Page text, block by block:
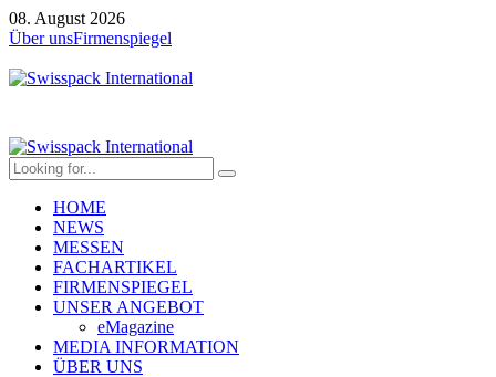
08. August 2026
Über unsFirmenspiegel
HOME
NEWS
MESSEN
FACHARTIKEL
FIRMENSPIEGEL
UNSER ANGEBOT
eMagazine
MEDIA INFORMATION
ÜBER UNS